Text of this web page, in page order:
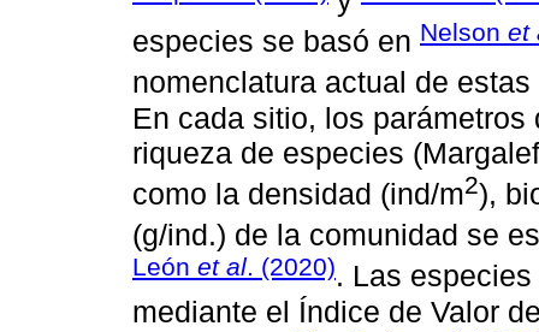
especies se basó en Nelson et
nomenclatura actual de
En cada sitio, los parámetros
riqueza de especies
como la densidad (ind/m2),
(g/ind.) de la comunidad se
León et al. (2020). Las
mediante el Índice de Valor